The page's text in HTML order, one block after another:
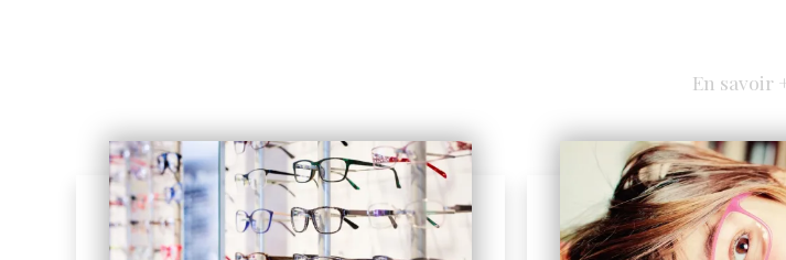
En savoir